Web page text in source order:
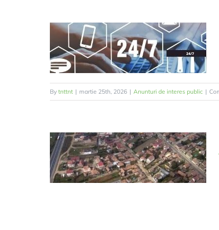
By tnttnt | martie 25th, 2026 | Anunturi de interes public |